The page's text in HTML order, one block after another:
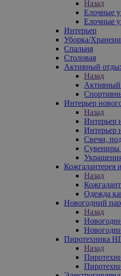
Назад
Елочные
Елочные
Интерьер
Уборка/
Спальня
Столовая
Активный
Назад
Активный
Интерьер
Назад
Интерьер
Интерьер
Свечи,
Сувениры
Кожгалантерея
Назад
Одежда
Новогодний
Назад
Пиротехника
Назад